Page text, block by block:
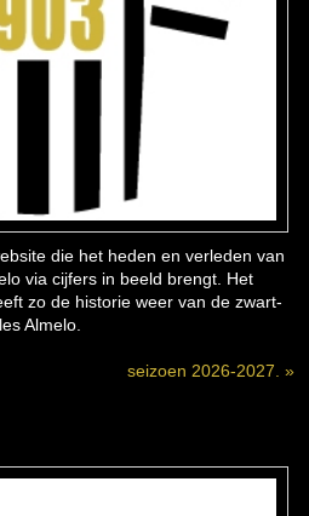
die het heden en verleden van
via cijfers in beeld brengt. Het
zo de historie weer van de zwart-
Almelo.
seizoen 2026-2027. »